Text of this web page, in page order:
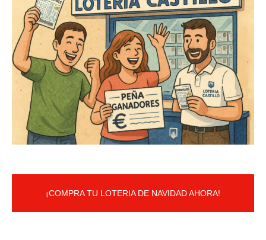
¡COMPRA TU LOTERIA DE NAVIDAD AHORA!